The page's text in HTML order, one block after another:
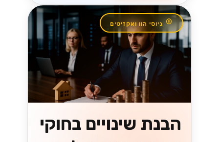
8 ביולי 2026 • 5 דק׳ קריאה
קרא עוד
וואטסאפ